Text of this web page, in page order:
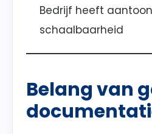
Bedrijf heeft
schaalbaarheid
Belang van